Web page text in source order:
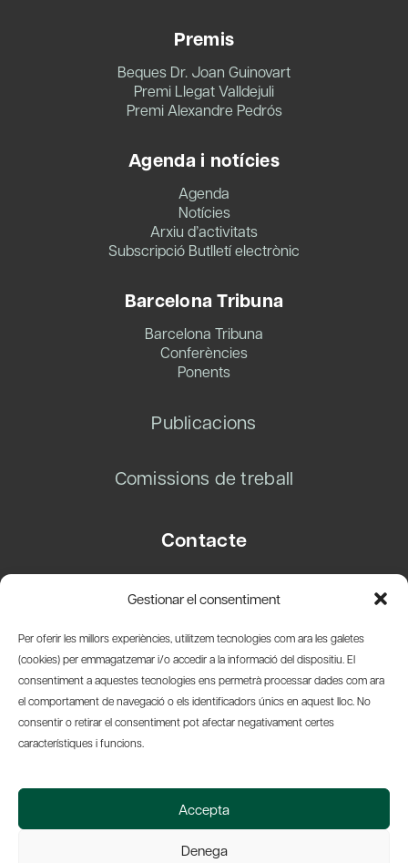
Gestionar el consentiment
Per oferir les millors experiències, utilitzem tecnologies com ara les galetes
(cookies) per emmagatzemar i/o accedir a la informació del dispositiu. El
consentiment a aquestes tecnologies ens permetrà processar dades com ara
el comportament de navegació o els identificadors únics en aquest lloc. No
consentir o retirar el consentiment pot afectar negativament certes
característiques i funcions.
Accepta
Denega
Premis
Beques Dr. Joan Guinovart
Premi Llegat Valldejuli
Premi Alexandre Pedrós
Agenda i notícies
Agenda
Notícies
Arxiu d’activitats
Subscripció Butlletí electrònic
Barcelona Tribuna
Barcelona Tribuna
Conferències
Ponents
Publicacions
Comissions de treball
Contacte
08003 Barcelona
info@amicsdelpais.com
Suscripció Newsletter
© 2026 Societat Econòmica Barcelonesa d'Amics del País
Web by Ideamatic